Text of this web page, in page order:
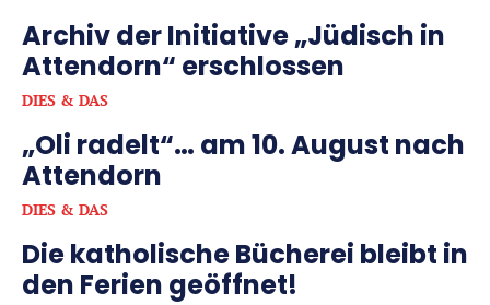
Archiv der Initiative „Jüdisch in
Attendorn“ erschlossen
DIES & DAS
„Oli radelt“… am 10. August nach
Attendorn
DIES & DAS
Die katholische Bücherei bleibt in
den Ferien geöffnet!